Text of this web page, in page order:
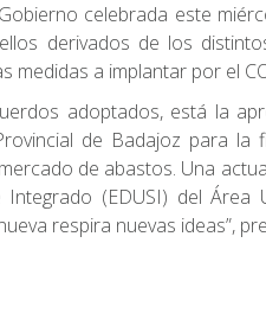
celebrada este
derivados de los
medidas a implantar por el
adoptados, está la
de Badajoz para
de abastos. Una
Integrado (EDUSI) del
respira nuevas ideas”,